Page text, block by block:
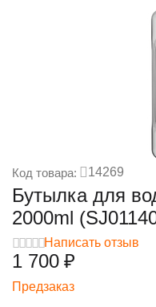
Код товара: 14269
Бутылка для
2000ml
Написать отзыв
1 700 ₽
Предзаказ